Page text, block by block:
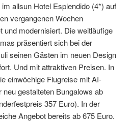
allsun Hotel Esplendido (4*) auf
vergangenen Wochen
und modernisiert. Die weitläufige
präsentiert sich bei der
seinen Gästen im neuen Design
Und mit attraktiven Preisen. In
einwöchige Flugreise mit AI-
gestalteten Bungalows ab
357 Euro). In der
Angebot bereits ab 675 Euro.